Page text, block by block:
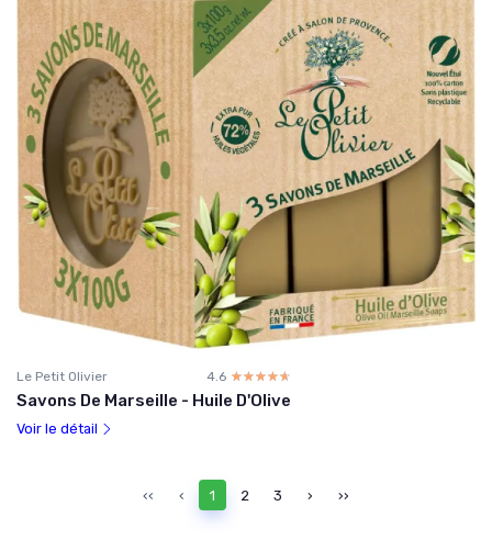
Le Petit Olivier 4.6 ☆☆☆☆☆
★★★★★
Savons De Marseille - Huile D'Olive
Voir le détail
‹‹ ‹ 1 2 3 › ››